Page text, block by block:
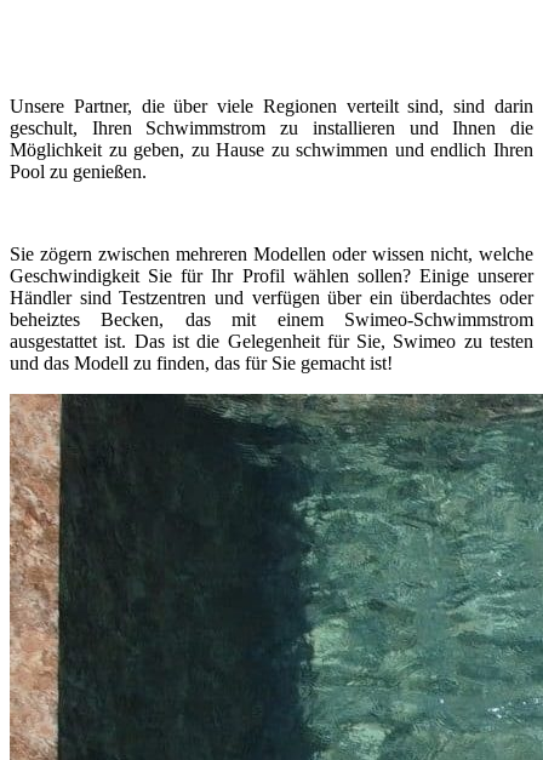
Unsere Partner, die über viele Regionen verteilt sind, sind darin
geschult, Ihren Schwimmstrom zu installieren und Ihnen die
Möglichkeit zu geben, zu Hause zu schwimmen und endlich Ihren
Pool zu genießen.
Sie zögern zwischen mehreren Modellen oder wissen nicht, welche
Geschwindigkeit Sie für Ihr Profil wählen sollen? Einige unserer
Händler sind Testzentren und verfügen über ein überdachtes oder
beheiztes Becken, das mit einem Swimeo-Schwimmstrom
ausgestattet ist. Das ist die Gelegenheit für Sie, Swimeo zu testen
und das Modell zu finden, das für Sie gemacht ist!